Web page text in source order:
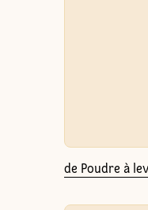
de Poudre à